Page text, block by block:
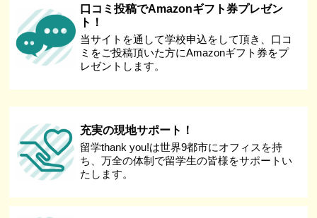
口コミ投稿でAmazonギフト券プレゼン
ト！
当サイトを通して学校申込をして頂き、口コ
ミをご投稿頂いた方にAmazonギフト券をプ
レゼントします。
充実の現地サポート！
留学thank you!は世界9都市にオフィスを持
ち、万全の体制で留学生の皆様をサポートい
たします。